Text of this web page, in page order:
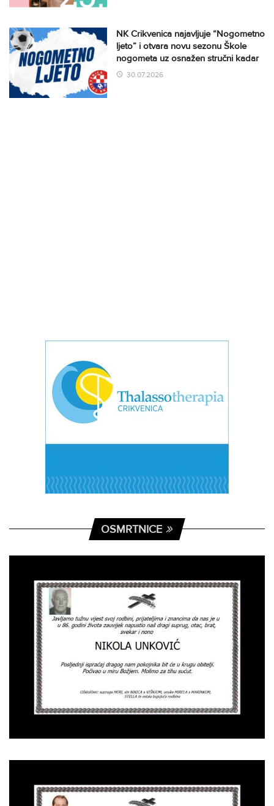
NK Crikvenica najavljuje “Nogometno
ljeto” i otvara novu sezonu Škole
nogometa uz osnažen stručni kadar
30.07.2026
OSMRTNICE